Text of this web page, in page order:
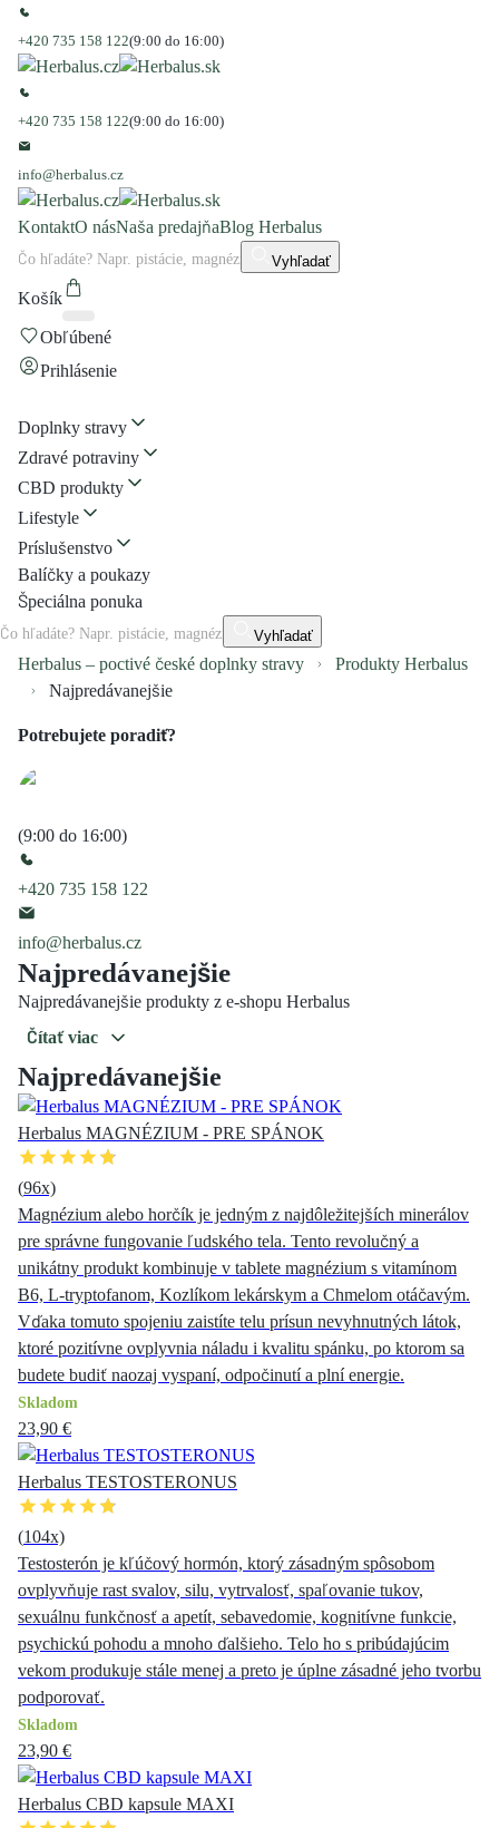
+420 735 158 122(9:00 do 16:00)
+420 735 158 122(9:00 do 16:00)
info@herbalus.cz
KontaktO násNaša predajňaBlog Herbalus
Vyhľadať
Košík
Obľúbené
Prihlásenie
Doplnky stravy
Zdravé potraviny
CBD produkty
Lifestyle
Príslušenstvo
Balíčky a poukazy
Špeciálna ponuka
Vyhľadať
Herbalus – poctivé české doplnky stravy
Produkty Herbalus
Najpredávanejšie
Potrebujete poradiť?
(9:00 do 16:00)
+420 735 158 122
info@herbalus.cz
Najpredávanejšie
Najpredávanejšie produkty z e-shopu Herbalus
Čítať viac
Najpredávanejšie
Herbalus MAGNÉZIUM - PRE SPÁNOK
(96x)
Magnézium alebo horčík je jedným z najdôležitejších minerálov
pre správne fungovanie ľudského tela. Tento revolučný a
unikátny produkt kombinuje v tablete magnézium s vitamínom
B6, L-tryptofanom, Kozlíkom lekárskym a Chmelom otáčavým.
Vďaka tomuto spojeniu zaistíte telu prísun nevyhnutných látok,
ktoré pozitívne ovplyvnia náladu i kvalitu spánku, po ktorom sa
budete budiť naozaj vyspaní, odpočinutí a plní energie.
Skladom
23,90 €
Herbalus TESTOSTERONUS
(104x)
Testosterón je kľúčový hormón, ktorý zásadným spôsobom
ovplyvňuje rast svalov, silu, vytrvalosť, spaľovanie tukov,
sexuálnu funkčnosť a apetít, sebavedomie, kognitívne funkcie,
psychickú pohodu a mnoho ďalšieho. Telo ho s pribúdajúcim
vekom produkuje stále menej a preto je úplne zásadné jeho tvorbu
podporovať.
Skladom
23,90 €
Herbalus CBD kapsule MAXI